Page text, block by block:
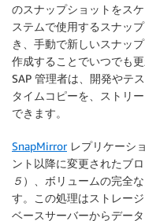
のスナップショットをス
ステムで使用するスナッ
き、手動で新しいスナッ
作成することでいつでも
SAP 管理者は、開発やテ
タイムコピーを、ストリ
できます。
SnapMirrorレプリケーシ
ント以降に変更されたブ
５）、ボリュームの完全
す。この処理はストレー
ベースサーバーからデー